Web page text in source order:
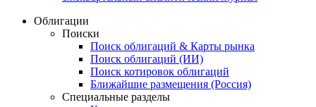
Cbonds Review
ежеквартальный аналитический журнал
Облигации
Поиски
Поиск облигаций & Карты рынка